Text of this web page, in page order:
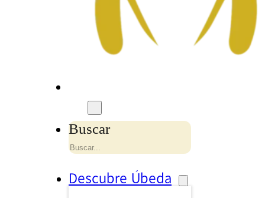
Buscar
Descubre Úbeda